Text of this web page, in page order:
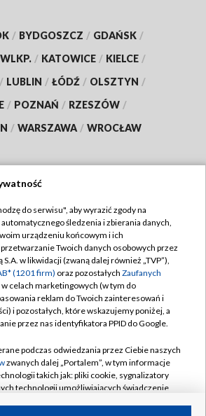
/ BYDGOSZCZ / GDAŃSK /
/ KATOWICE / KIELCE /
/ LUBLIN / ŁÓDŹ / OLSZTYN /
/ POZNAŃ / RZESZÓW /
/ WARSZAWA / WROCŁAW
TVP
TVP
Cyfrowa
Regulamin TVP
Polityka prywatności
Moje zgody
Pomoc
Kontakt
Kanały
do serwisu", aby wyrazić zgody na
śledzenia i zbierania danych,
urządzeniu końcowym i ich
Twoich danych osobowych przez
w likwidacji (zwaną dalej również „TVP”),
(1201 firm) oraz pozostałych Zaufanych
w celach marketingowych (w tym do
reklam do Twoich zainteresowań i
i pozostałych, które wskazujemy poniżej, a
przez nas identyfikatora PPID do Google.
podczas odwiedzania przez Ciebie naszych
zwanych dalej „Portalem”, w tym informacje
takich jak: pliki cookie, sygnalizatory
technologii umożliwiających świadczenie